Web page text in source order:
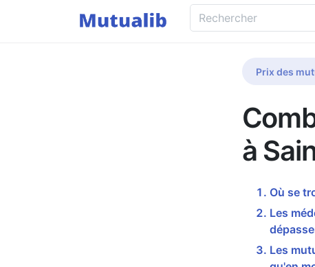
Prix des
à
Où se
Les
Les